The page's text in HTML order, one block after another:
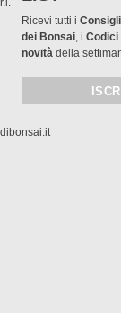
Ricevi tutti i
dei Bonsai, iCodici
novità della